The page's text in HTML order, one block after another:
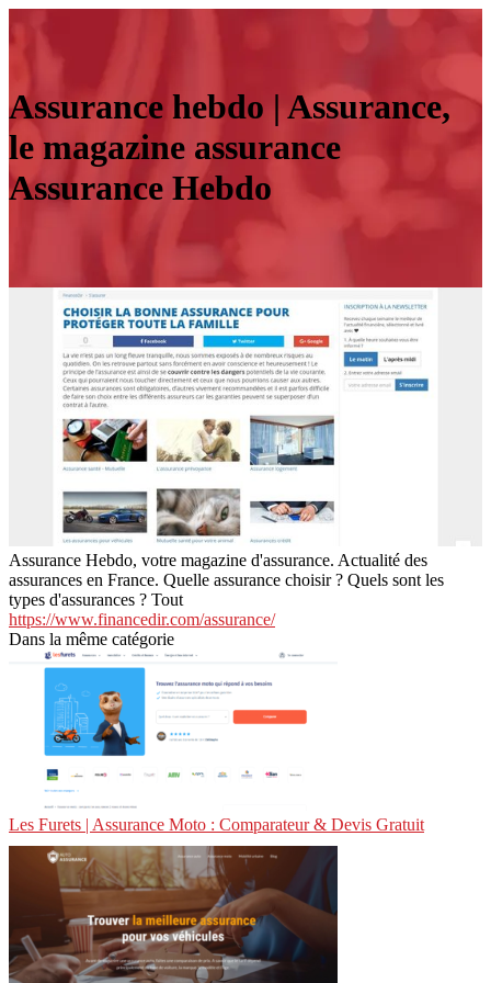
Assurance hebdo | Assurance,
le magazine assurance
Assurance Hebdo
Assurance Hebdo, votre magazine d'assurance. Actualité des
assurances en France. Quelle assurance choisir ? Quels sont les
types d'assurances ? Tout
https://www.financedir.com/assurance/
Dans la même catégorie
Les Furets | Assurance Moto : Comparateur & Devis Gratuit